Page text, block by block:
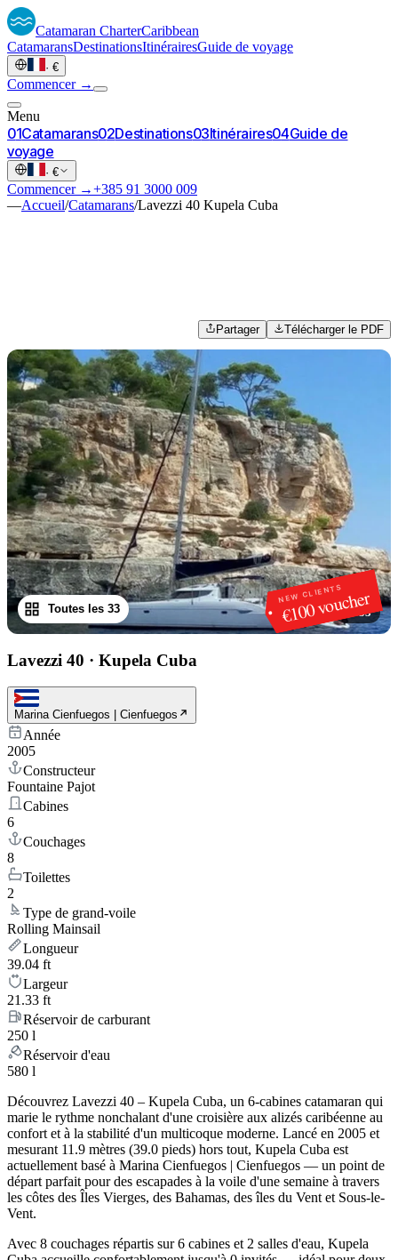
Catamaran CharterCaribbean
CatamaransDestinationsItinérairesGuide de voyage
· €
Commencer →
Menu
01Catamarans02Destinations03Itinéraires04Guide de
voyage
· €
Commencer →+385 91 3000 009
—Accueil/Catamarans/Lavezzi 40 Kupela Cuba
Partager Télécharger le PDF
NEW CLIENTS
€100 voucher
1/33
Toutes les 33
Lavezzi 40 · Kupela Cuba
Marina Cienfuegos | Cienfuegos
Année
2005
Constructeur
Fountaine Pajot
Cabines
6
Couchages
8
Toilettes
2
Type de grand-voile
Rolling Mainsail
Longueur
39.04 ft
Largeur
21.33 ft
Réservoir de carburant
250 l
Réservoir d'eau
580 l
Découvrez Lavezzi 40 – Kupela Cuba, un 6-cabines catamaran qui
marie le rythme nonchalant d'une croisière aux alizés caribéenne au
confort et à la stabilité d'un multicoque moderne. Lancé en 2005 et
mesurant 11.9 mètres (39.0 pieds) hors tout, Kupela Cuba est
actuellement basé à Marina Cienfuegos | Cienfuegos — un point de
départ parfait pour des escapades à la voile d'une semaine à travers
les côtes des Îles Vierges, des Bahamas, des îles du Vent et Sous-le-
Vent.
Avec 8 couchages répartis sur 6 cabines et 2 salles d'eau, Kupela